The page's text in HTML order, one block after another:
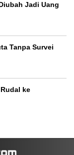
Jadi Uang
Tanpa Survei
ke